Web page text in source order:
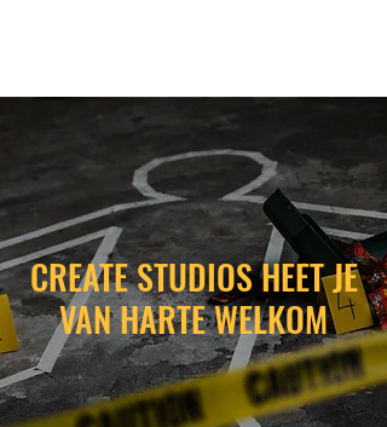
CREATE STUDIOS HEET JE
VAN HARTE WELKOM